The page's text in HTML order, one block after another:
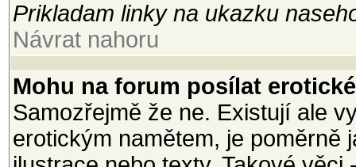
Prikladam linky na ukazku
Návrat nahoru
Mohu na forum posílat
Samozřejmě že ne. Existují ale
erotickým namětem, je poměrně